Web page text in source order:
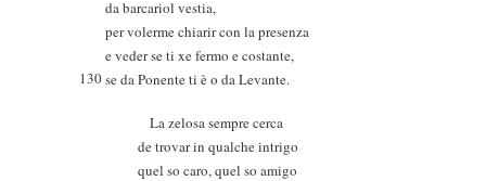
da barcariol vestia,
per volerme chiarir con la presenza
e veder se ti xe fermo e costante,
130se da Ponente ti è o da Levante.
La zelosa sempre cerca
de trovar in qualche intrigo
quel so caro, quel so amigo